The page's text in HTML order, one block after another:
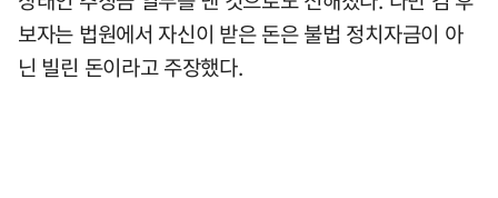
보자는 법원에서 자신이 받은 돈은 불법 정치자금이 아
닌 빌린 돈이라고 주장했다.